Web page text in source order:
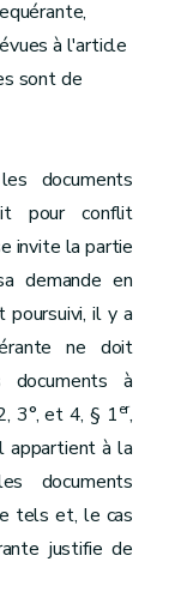
à l'article
sont de
documents
pour conflit
invite la partie
demande en
il y a
ne doit
à
3°, et 4, § 1er,
appartient à la
documents
tels et, le cas
justifie de